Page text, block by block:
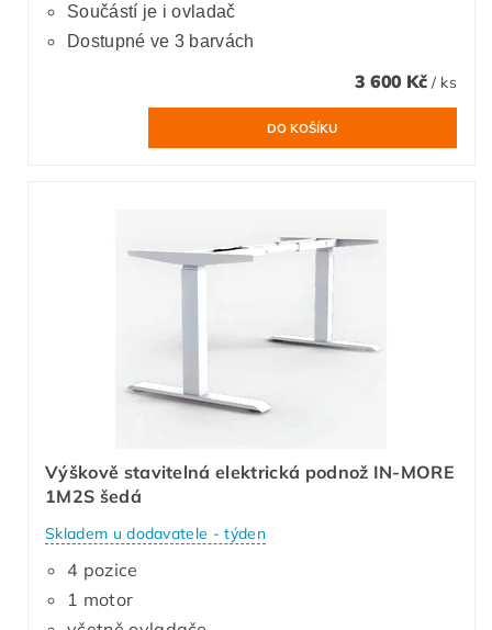
Součástí je i ovladač
Dostupné ve 3 barvách
3 600 Kč / ks
Výškově stavitelná elektrická podnož IN-MORE
1M2S šedá
Skladem u dodavatele - týden
4 pozice
1 motor